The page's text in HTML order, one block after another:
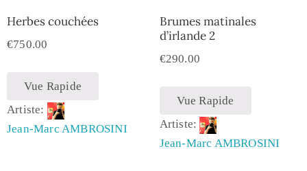
Herbes couchées
€750.00
Vue Rapide
Artiste:
Jean-Marc AMBROSINI
Brumes matinales
d’irlande 2
€290.00
Vue Rapide
Artiste:
Jean-Marc AMBROSINI